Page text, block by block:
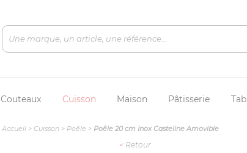
Couteaux Cuisson Maison Pâtisserie
Accueil> Cuisson> Poêle > Poêle 20 cm Inox Casteline Amovible
< Retour